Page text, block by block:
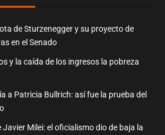
de Sturzenegger y su proyecto de
en el Senado
y la caída de los ingresos la pobreza
a Patricia Bullrich: así fue la prueba del
Javier Milei: el oficialismo dio de baja la